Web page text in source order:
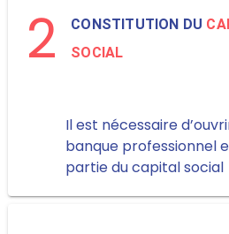
2 CONSTITUTION DU
SOCIAL
Il est nécessaire
banque professionnel
partie du capital social